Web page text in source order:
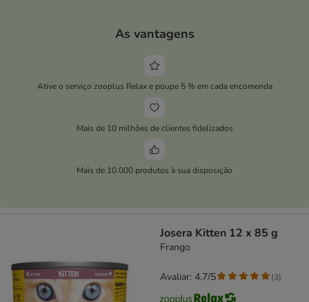
As vantagens
Ative o serviço zooplus Relax e poupe 5 % em cada encomenda
Mais de 10 milhões de clientes fidelizados
Mais de 10.000 produtos à sua disposição
Josera Kitten 12 x 85 g
Frango
Avaliar: 4.7/5 (3)